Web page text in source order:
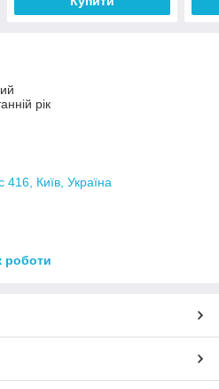
рік
416, Київ, Україна
роботи